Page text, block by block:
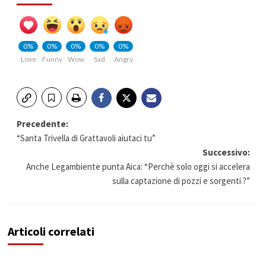
0%
Love
0%
Funny
0%
Wow
0%
Sad
0%
Angry
Navigazione
Precedente:
“Santa Trivella di Grattavoli aiutaci tu”
Successivo:
Anche Legambiente punta Aica: “Perchè solo oggi si accelera
sulla captazione di pozzi e sorgenti ?”
Articoli correlati